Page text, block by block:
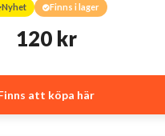
Nyhet Finns i lager
120 kr
att köpa här